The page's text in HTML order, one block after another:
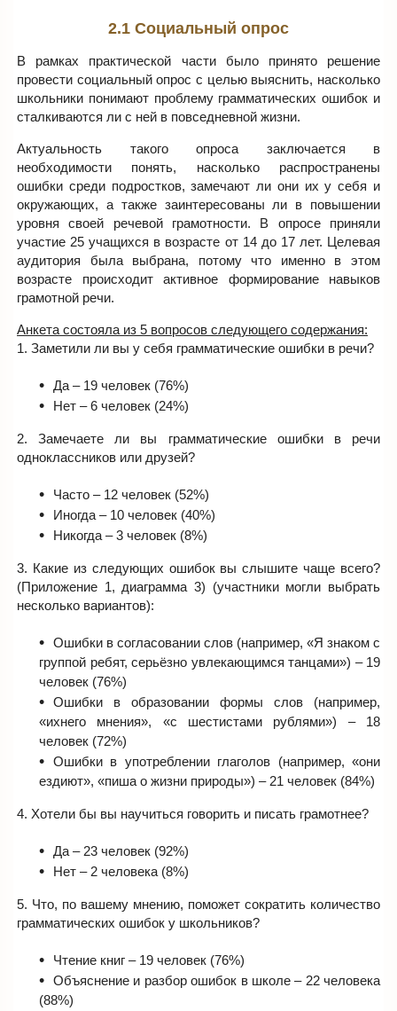
2.1 Социальный опрос
В рамках практической части было принято решение
провести социальный опрос с целью выяснить, насколько
школьники понимают проблему грамматических ошибок и
сталкиваются ли с ней в повседневной жизни.
Актуальность такого опроса заключается в
необходимости понять, насколько распространены
ошибки среди подростков, замечают ли они их у себя и
окружающих, а также заинтересованы ли в повышении
уровня своей речевой грамотности. В опросе приняли
участие 25 учащихся в возрасте от 14 до 17 лет. Целевая
аудитория была выбрана, потому что именно в этом
возрасте происходит активное формирование навыков
грамотной речи.
Анкета состояла из 5 вопросов следующего содержания:
1. Заметили ли вы у себя грамматические ошибки в речи?
Да – 19 человек (76%)
Нет – 6 человек (24%)
2. Замечаете ли вы грамматические ошибки в речи
одноклассников или друзей?
Часто – 12 человек (52%)
Иногда – 10 человек (40%)
Никогда – 3 человек (8%)
3. Какие из следующих ошибок вы слышите чаще всего?
(Приложение 1, диаграмма 3) (участники могли выбрать
несколько вариантов):
Ошибки в согласовании слов (например, «Я знаком с
группой ребят, серьёзно увлекающимся танцами») – 19
человек (76%)
Ошибки в образовании формы слов (например,
«ихнего мнения», «с шестистами рублями») – 18
человек (72%)
Ошибки в употреблении глаголов (например, «они
ездиют», «пиша о жизни природы») – 21 человек (84%)
4. Хотели бы вы научиться говорить и писать грамотнее?
Да – 23 человек (92%)
Нет – 2 человека (8%)
5. Что, по вашему мнению, поможет сократить количество
грамматических ошибок у школьников?
Чтение книг – 19 человек (76%)
Объяснение и разбор ошибок в школе – 22 человека
(88%)